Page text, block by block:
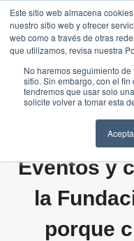
Este sitio web almacena
nuestro sitio web y ofrecer
web como a través de otras
que utilizamos, revisa nuestra
No haremos seguimiento
sitio. Sin embargo, con el
tendremos que usar solo
solicite volver a tomar esta
Saltar
contenido
Eventos y
la
porque